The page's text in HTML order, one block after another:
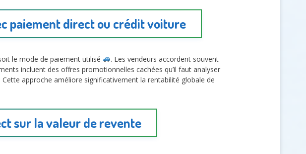
paiement direct ou crédit voiture
le mode de paiement utilisé
. Les vendeurs accordent souvent
incluent des offres promotionnelles cachées qu’il faut analyser
approche améliore significativement la rentabilité globale de
sur la valeur de revente